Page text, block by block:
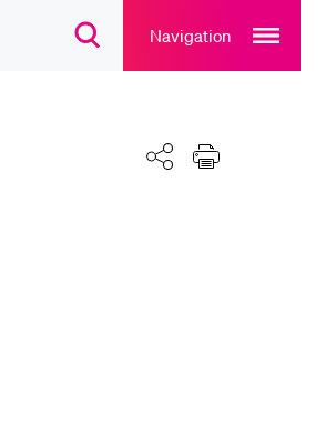
SuchdialogNavigation
main
navigation
Teilen Drucken